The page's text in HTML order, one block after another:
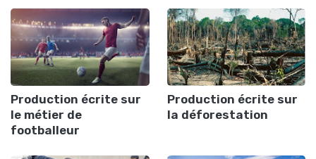
Production écrite sur
le métier de
footballeur
Production écrite sur
la déforestation